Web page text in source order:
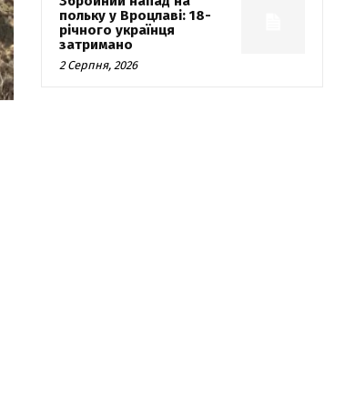
польку у Вроцлаві: 18-
річного українця
затримано
2 Серпня, 2026